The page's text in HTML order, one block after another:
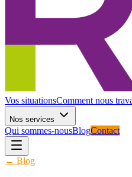
Vos situationsComment nous
Nos services
Qui sommes-nousBlogContact
← Blog